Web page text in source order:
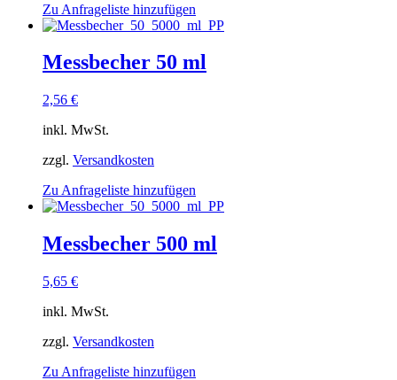
Zu Anfrageliste hinzufügen
Messbecher 50 ml
2,56 €
inkl. MwSt.
zzgl. Versandkosten
Zu Anfrageliste hinzufügen
Messbecher 500 ml
5,65 €
inkl. MwSt.
zzgl. Versandkosten
Zu Anfrageliste hinzufügen